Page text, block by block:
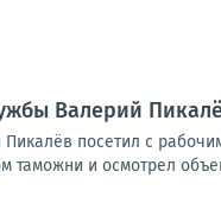
Валерий
посетил с
таможни и осмотрел